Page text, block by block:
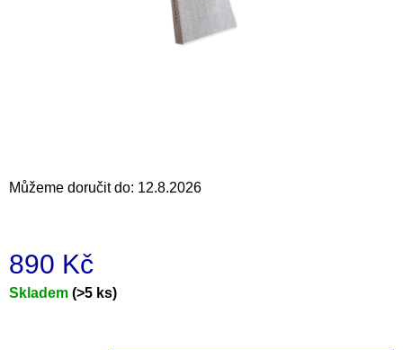
Můžeme doručit do: 12.8.2026
890 Kč
Měrná
Skladem (>5 ks)
D